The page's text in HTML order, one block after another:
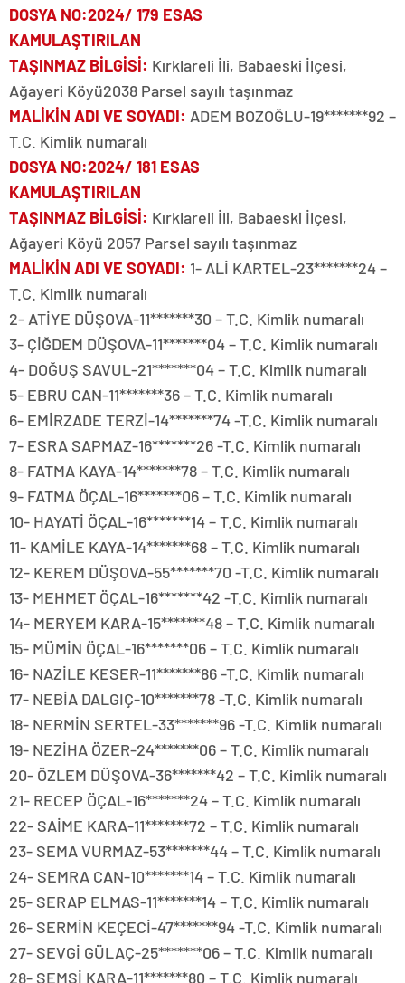
DOSYA NO:2024/ 179 ESAS
KAMULAŞTIRILAN
TAŞINMAZ BİLGİSİ: Kırklareli İli, Babaeski İlçesi,
Ağayeri Köyü2038 Parsel sayılı taşınmaz
MALİKİN ADI VE SOYADI: ADEM BOZOĞLU-19*******92 –
T.C. Kimlik numaralı
DOSYA NO:2024/ 181 ESAS
KAMULAŞTIRILAN
TAŞINMAZ BİLGİSİ: Kırklareli İli, Babaeski İlçesi,
Ağayeri Köyü 2057 Parsel sayılı taşınmaz
MALİKİN ADI VE SOYADI: 1- ALİ KARTEL-23*******24 –
T.C. Kimlik numaralı
2- ATİYE DÜŞOVA-11*******30 – T.C. Kimlik numaralı
3- ÇİĞDEM DÜŞOVA-11*******04 – T.C. Kimlik numaralı
4- DOĞUŞ SAVUL-21*******04 – T.C. Kimlik numaralı
5- EBRU CAN-11*******36 – T.C. Kimlik numaralı
6- EMİRZADE TERZİ-14*******74 -T.C. Kimlik numaralı
7- ESRA SAPMAZ-16*******26 -T.C. Kimlik numaralı
8- FATMA KAYA-14*******78 – T.C. Kimlik numaralı
9- FATMA ÖÇAL-16*******06 – T.C. Kimlik numaralı
10- HAYATİ ÖÇAL-16*******14 – T.C. Kimlik numaralı
11- KAMİLE KAYA-14*******68 – T.C. Kimlik numaralı
12- KEREM DÜŞOVA-55*******70 -T.C. Kimlik numaralı
13- MEHMET ÖÇAL-16*******42 -T.C. Kimlik numaralı
14- MERYEM KARA-15*******48 – T.C. Kimlik numaralı
15- MÜMİN ÖÇAL-16*******06 – T.C. Kimlik numaralı
16- NAZİLE KESER-11*******86 -T.C. Kimlik numaralı
17- NEBİA DALGIÇ-10*******78 -T.C. Kimlik numaralı
18- NERMİN SERTEL-33*******96 -T.C. Kimlik numaralı
19- NEZİHA ÖZER-24*******06 – T.C. Kimlik numaralı
20- ÖZLEM DÜŞOVA-36*******42 – T.C. Kimlik numaralı
21- RECEP ÖÇAL-16*******24 – T.C. Kimlik numaralı
22- SAİME KARA-11*******72 – T.C. Kimlik numaralı
23- SEMA VURMAZ-53*******44 – T.C. Kimlik numaralı
24- SEMRA CAN-10*******14 – T.C. Kimlik numaralı
25- SERAP ELMAS-11*******14 – T.C. Kimlik numaralı
26- SERMİN KEÇECİ-47*******94 -T.C. Kimlik numaralı
27- SEVGİ GÜLAÇ-25*******06 – T.C. Kimlik numaralı
28- ŞEMSİ KARA-11*******80 – T.C. Kimlik numaralı